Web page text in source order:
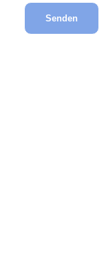
Senden